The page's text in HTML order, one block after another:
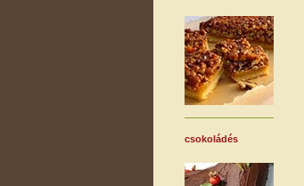
csokoládés